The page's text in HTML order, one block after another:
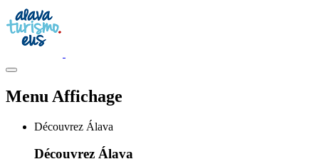
Menu Affichage
Découvrez Álava
Découvrez Álava